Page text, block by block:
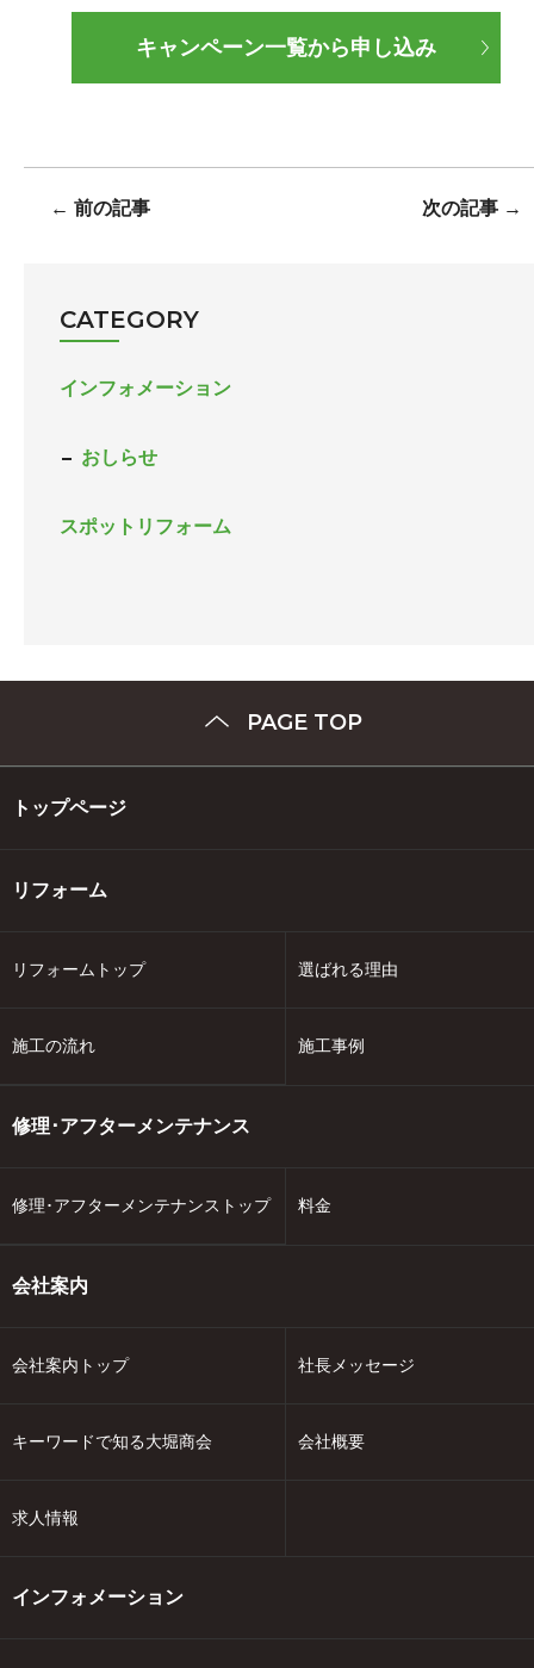
キャンペーン一覧から申し込み
← 前の記事 次の記事 →
CATEGORY
インフォメーション
おしらせ
スポットリフォーム
PAGE TOP
トップページ
リフォーム
リフォームトップ 選ばれる理由
施工の流れ 施工事例
修理･アフターメンテナンス
修理･アフターメンテナンストップ 料金
会社案内
会社案内トップ 社長メッセージ
キーワードで知る大堀商会 会社概要
求人情報
インフォメーション